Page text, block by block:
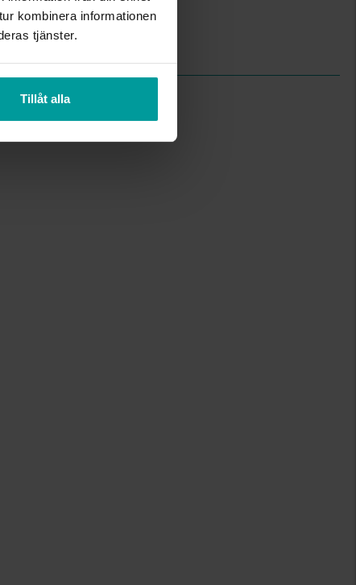
kombinera informationen
tjänster.
Tillåt alla